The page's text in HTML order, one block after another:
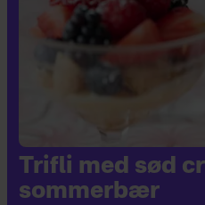
Trifli med sød
sommerbær